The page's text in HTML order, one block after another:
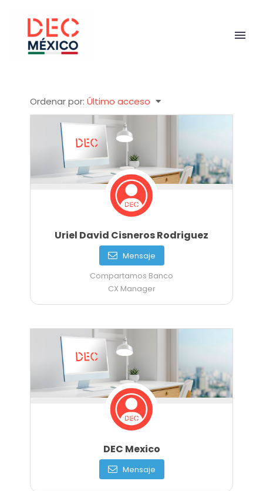
Ordenar por: Último acceso
Uriel David Cisneros Rodriguez
Mensaje
Compartamos Banco
CX Manager
DEC Mexico
Mensaje